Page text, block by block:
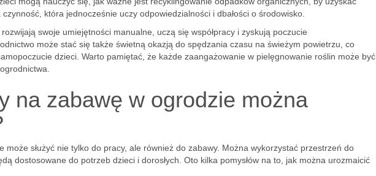
która jednocześnie uczy odpowiedzialności i dbałości o środowisko.
swoje umiejętności manualne, uczą się współpracy i zyskują poczucie
może stać się także świetną okazją do spędzania czasu na świeżym powietrzu, co
dzieci. Warto pamiętać, że każde zaangażowanie w pielęgnowanie roślin może być
na zabawę w ogrodzie można
może służyć nie tylko do pracy, ale również do zabawy. Można wykorzystać przestrzeń do
dostosowane do potrzeb dzieci i dorosłych. Oto kilka pomysłów na to, jak można urozmaicić